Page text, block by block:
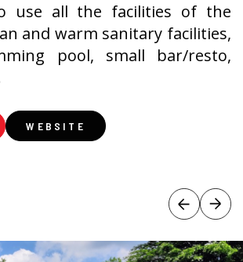
use all the facilities of the
and warm sanitary facilities,
pool, small bar/resto,
WEBSITE